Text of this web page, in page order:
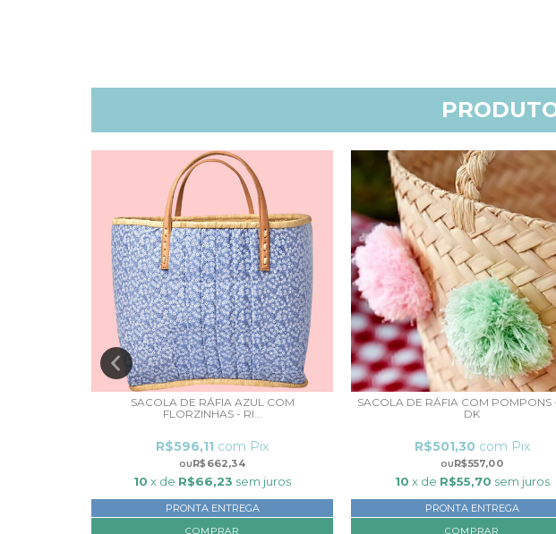
SACOLA DE RÁFIA AZUL COM
FLORZINHAS - RI...
R$662,34
R$596,11 com Pix
10 x de R$66,23 sem juros
PRONTA ENTREGA
SACOLA DE RÁFIA COM POMPONS
DK
R$557,00
R$501,30 com Pix
10 x de R$55,70 sem juros
PRONTA ENTREGA